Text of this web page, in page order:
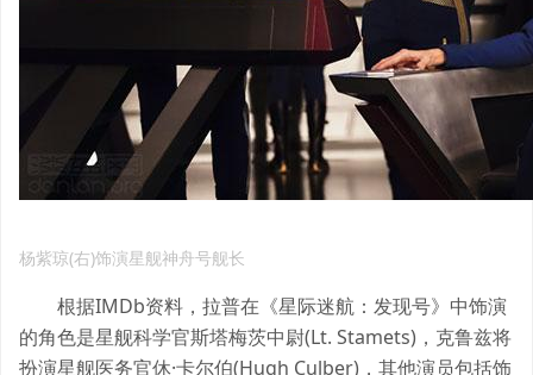
杨紫琼(右)饰演星舰神舟号舰长
根据IMDb资料，拉普在《星际迷航：发现号》中饰演
的角色是星舰科学官斯塔梅茨中尉(Lt. Stamets)，克鲁兹将
扮演星舰医务官休·卡尔伯(Hugh Culber)，其他演员包括饰